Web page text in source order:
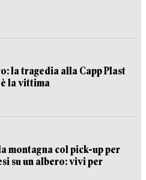
la tragedia alla Capp Plast
è la vittima
montagna col pick-up per
su un albero: vivi per